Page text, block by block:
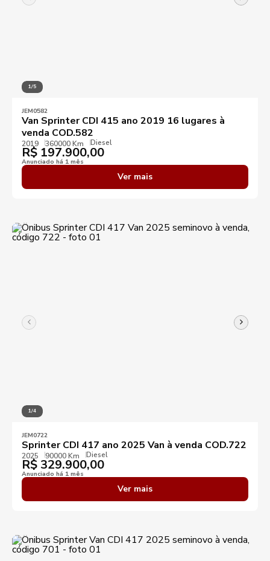
1/5
JEM0582
Van Sprinter CDI 415 ano 2019 16 lugares à
venda COD.582
2019 360000 Km Diesel
R$ 197.900,00
Anunciado há 1 mês
Ver mais
1/4
JEM0722
Sprinter CDI 417 ano 2025 Van à venda COD.722
2025 90000 Km Diesel
R$ 329.900,00
Anunciado há 1 mês
Ver mais